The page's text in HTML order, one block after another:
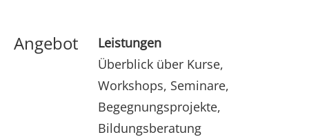
Angebot
Leistungen
Überblick über Kurse,
Workshops, Seminare,
Begegnungsprojekte,
Bildungsberatung